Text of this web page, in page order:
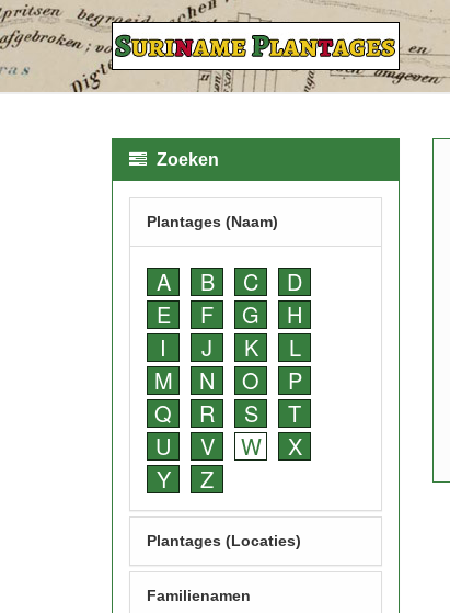
Zoeken
Plantages (Naam)
A B C
D
E
F G
H
I
J K
L
M
N O
P
Q
R S
T
U
V W
X
Y
Z
Plantages (Locaties)
Familienamen